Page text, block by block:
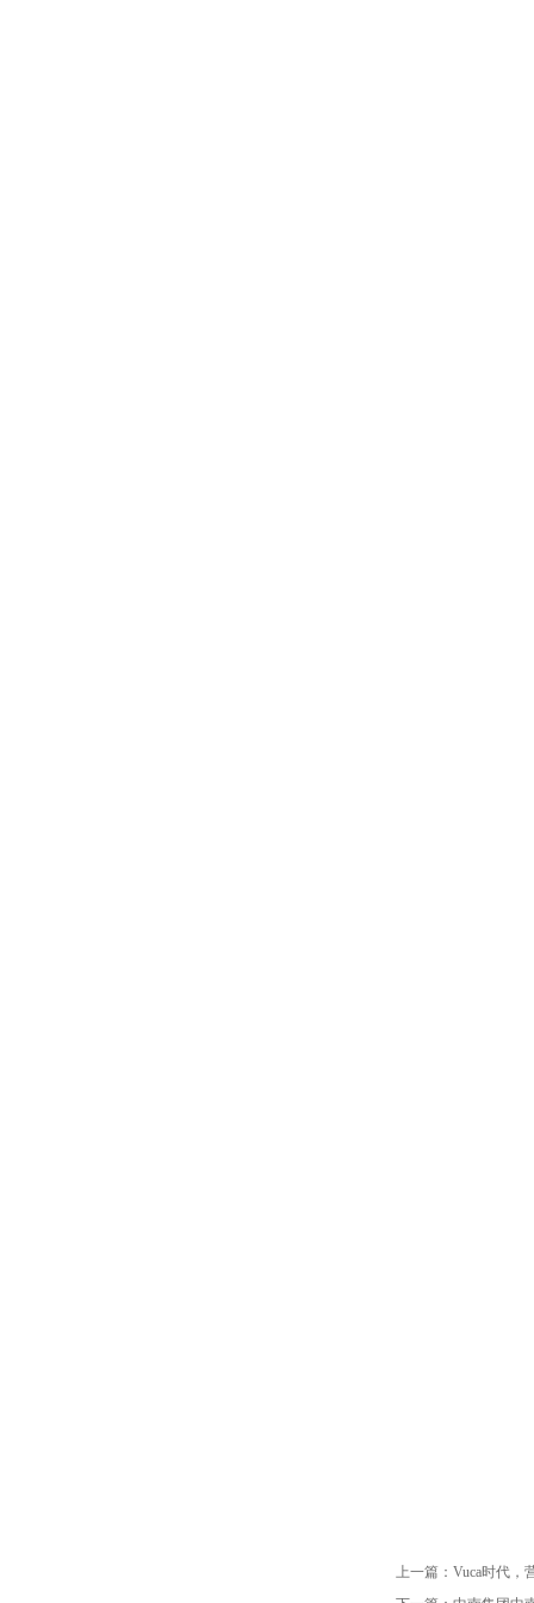
上一篇： Vuca时代